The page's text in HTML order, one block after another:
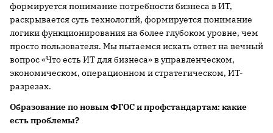
формируется понимание потребности бизнеса в ИТ,
раскрывается суть технологий, формируется понимание
логики функционирования на более глубоком уровне, чем
просто пользователя. Мы пытаемся искать ответ на вечный
вопрос «Что есть ИТ для бизнеса» в управленческом,
экономическом, операционном и стратегическом, ИТ-
разрезах.
Образование по новым ФГОС и профстандартам: какие
есть проблемы?